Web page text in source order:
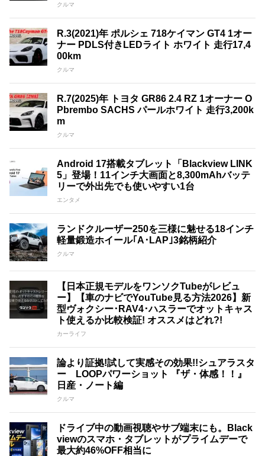
クルマ
R.3(2021)年 ポルシェ 718ケイマン GT4 1オー
ナー PDLS付きLEDライト ホワイト 走行17,4
00km
クルマ
R.7(2025)年 トヨタ GR86 2.4 RZ 1オーナー O
Pbrembo SACHS パールホワイト 走行3,200k
m
クルマ
Android 17搭載タブレット「Blackview LINK
5」登場！11インチ大画面と8,300mAhバッテ
リーで外出先でも使いやすい1台
エンタメ
ランドクルーザー250を三様に魅せる18インチ
軽量鍛造ホイール｢A･LAP｣3銘柄紹介
クルマ
【日本正規モデルをワンソクTubeがレビュ
ー】【車のナビでYouTube見る方法2026】新
型ヴォクシー･RAV4･ハスラーでオットキャス
ト使えるか比較検証! オススメはどれ?!
カーライフ
論より証拠!試して実感その効果!!シュアラスタ
ー LOOPパワーショット 『ザ・体感！！』
日産・ノート編
クルマ
ドライブ中の動画視聴やサブ端末にも。Black
viewのスマホ・タブレットがプライムデーで
最大約46%OFF相当に